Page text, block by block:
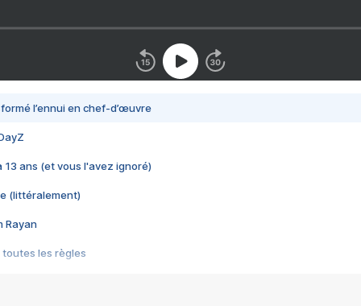
l’ennui en chef-d’œuvre
13 ans (et vous l'avez ignoré)
(littéralement)
Rayan
toutes les règles